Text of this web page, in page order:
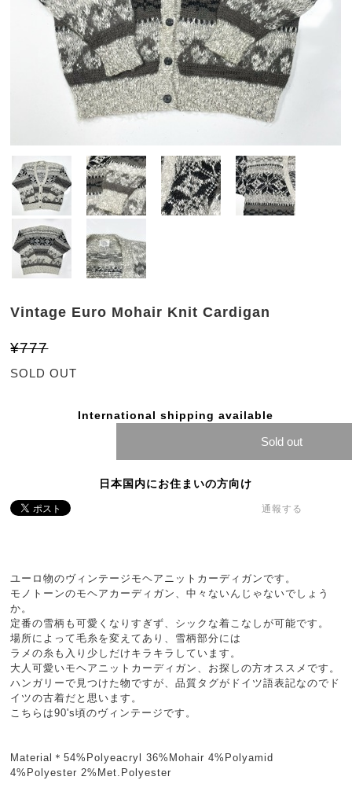
Vintage Euro Mohair Knit Cardigan
¥777
SOLD OUT
International shipping available
Sold out
日本国内にお住まいの方向け
通報する
ユーロ物のヴィンテージモヘアニットカーディガンです。
モノトーンのモヘアカーディガン、中々ないんじゃないでしょう
か。
定番の雪柄も可愛くなりすぎず、シックな着こなしが可能です。
場所によって毛糸を変えてあり、雪柄部分には
ラメの糸も入り少しだけキラキラしています。
大人可愛いモヘアニットカーディガン、お探しの方オススメです。
ハンガリーで見つけた物ですが、品質タグがドイツ語表記なのでド
イツの古着だと思います。
こちらは90's頃のヴィンテージです。
Material＊54%Polyeacryl 36%Mohair 4%Polyamid
4%Polyester 2%Met.Polyester